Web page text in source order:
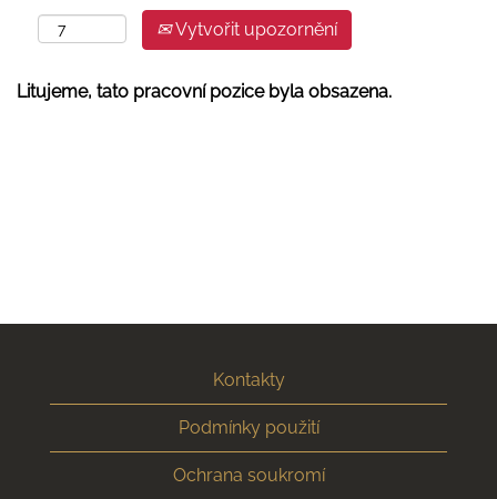
Vytvořit upozornění
Litujeme, tato pracovní pozice byla obsazena.
Kontakty
Podmínky použití
Ochrana soukromí